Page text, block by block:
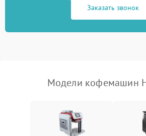
Заказать звонок
Модели кофемашин